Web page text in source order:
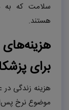
سلامت که به
هستند.
برای
هزینه زندگی
موضوع نرخ